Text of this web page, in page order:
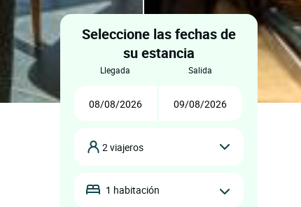
Seleccione las fechas de
su estancia
llegada salida
2 viajeros
1 habitación